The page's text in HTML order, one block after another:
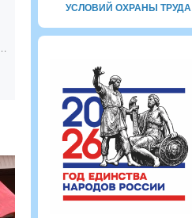
2020 г.
УСЛОВИЙ ОХРАНЫ ТРУДА